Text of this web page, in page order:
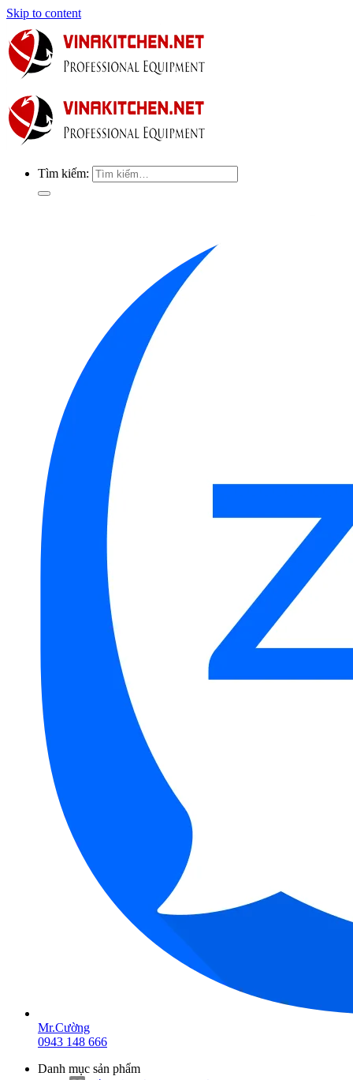
Skip to content
Tìm kiếm:
Mr.Cường
0943 148 666
Danh mục sản phẩm